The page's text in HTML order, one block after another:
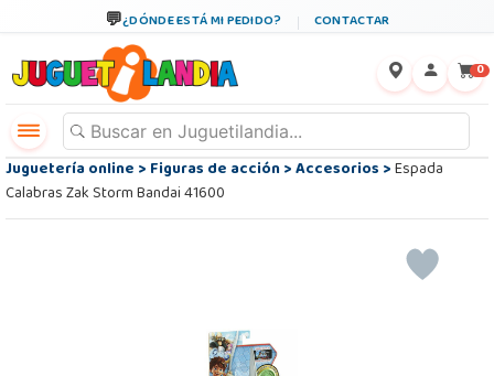
¿DÓNDE ESTÁ MI PEDIDO? CONTACTAR
0
Juguetería online>Figuras de acción>Accesorios>Espada
Calabras Zak Storm Bandai 41600